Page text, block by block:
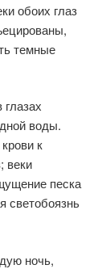
обоих глаз
темные
воды.
к
веки
песка
светобоязнь
ночь,